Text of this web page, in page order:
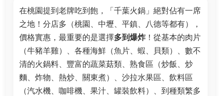
在桃園提到老牌吃到飽，「千葉火鍋」絕對佔有一席
之地！分店多（桃園、中壢、平鎮、八德等都有），
價格實惠，最重要的是選擇多到爆炸！從基本的肉片
（牛豬羊雞）、各種海鮮（魚片、蝦、貝類）、數不
清的火鍋料、豐富的蔬菜菇類、熟食區（炒飯、炒
麵、炸物、熱炒、關東煮）、沙拉水果區、飲料區
（汽水機、咖啡機、果汁、罐裝飲料）、到種類繁多